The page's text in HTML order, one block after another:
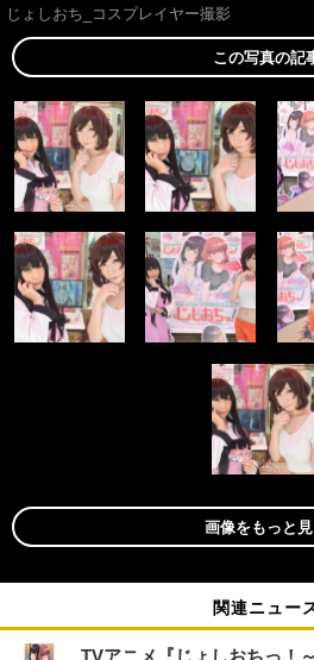
じょしおち_コスプレイヤー撮影
この写真の記
画像をもっと
関連ニュー